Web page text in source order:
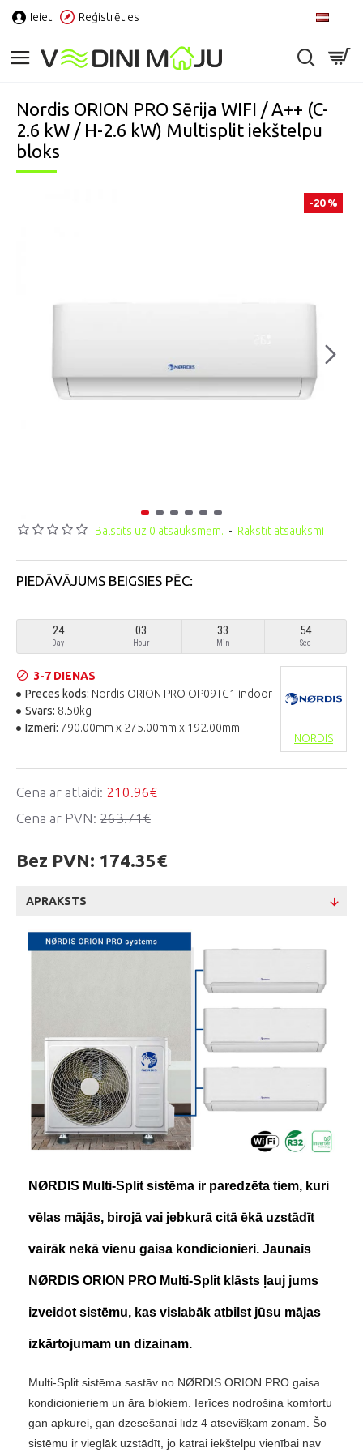
Ieiet Reģistrēties
Nordis ORION PRO Sērija WIFI / A++ (C-
2.6 kW / H-2.6 kW) Multisplit iekštelpu
bloks
-20 %
Balstīts uz 0 atsauksmēm. - Rakstīt atsauksmi
PIEDĀVĀJUMS BEIGSIES PĒC:
24
Day
03
Hour
33
Min
53
Sec
Cena ar atlaidi: 210.96€
Cena ar PVN: 263.71€
Bez PVN: 174.35€
3-7 DIENAS
Preces kods: Nordis ORION PRO OP09TC1 indoor
Svars: 8.50kg
Izmēri: 790.00mm x 275.00mm x 192.00mm
NORDIS
APRAKSTS
NØRDIS Multi-Split sistēma ir paredzēta tiem, kuri
vēlas mājās, birojā vai jebkurā citā ēkā uzstādīt
vairāk nekā vienu gaisa kondicionieri. Jaunais
NØRDIS ORION PRO Multi-Split klāsts ļauj jums
izveidot sistēmu, kas vislabāk atbilst jūsu mājas
izkārtojumam un dizainam.
Multi-Split sistēma sastāv no NØRDIS ORION PRO gaisa
kondicionieriem un āra blokiem. Ierīces nodrošina komfortu
gan apkurei, gan dzesēšanai līdz 4 atsevišķām zonām. Šo
sistēmu ir vieglāk uzstādīt, jo katrai iekštelpu vienībai nav